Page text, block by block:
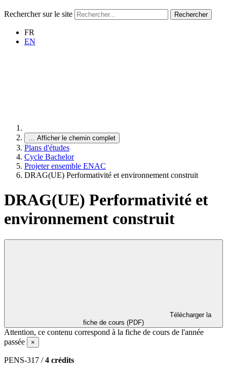
Rechercher sur le site Rechercher
FR
EN
… Afficher le chemin complet
Plans d'études
Cycle Bachelor
Projeter ensemble ENAC
DRAG(UE) Performativité et environnement construit
DRAG(UE) Performativité et
environnement construit
fiche de cours (PDF)
Attention, ce contenu correspond à la fiche de cours de l'année
passée
×
PENS-317 /4 crédits